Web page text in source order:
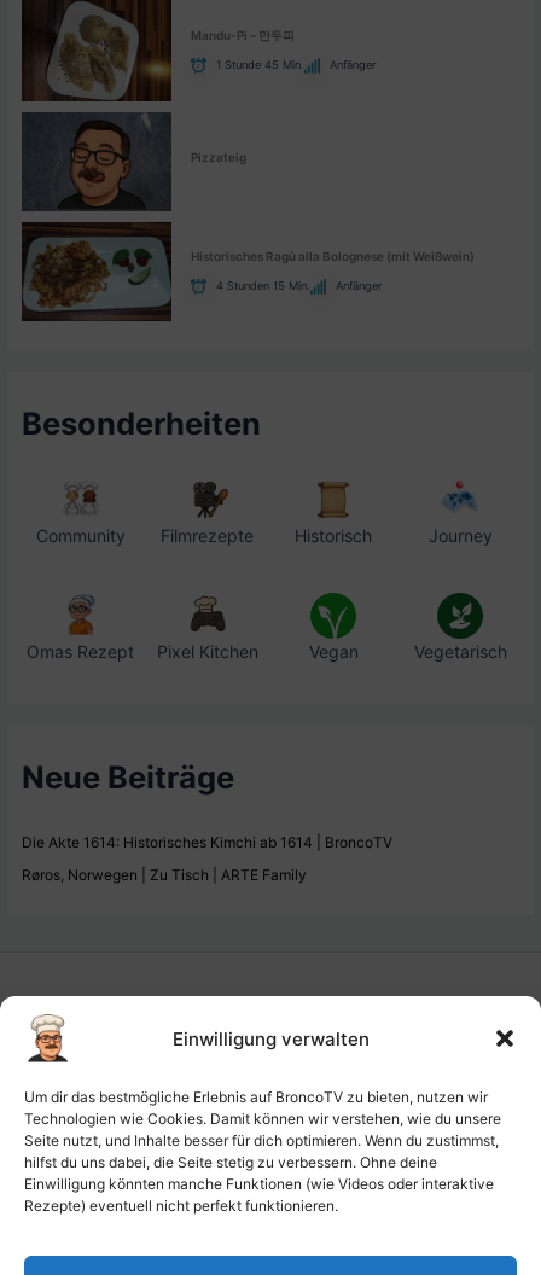
Einwilligung verwalten
Um dir das bestmögliche Erlebnis auf BroncoTV zu bieten, nutzen wir
Technologien wie Cookies. Damit können wir verstehen, wie du unsere
Seite nutzt, und Inhalte besser für dich optimieren. Wenn du zustimmst,
hilfst du uns dabei, die Seite stetig zu verbessern. Ohne deine
Einwilligung könnten manche Funktionen (wie Videos oder interaktive
Rezepte) eventuell nicht perfekt funktionieren.
Mandu-Pi – 만두피
1 Stunde 45 Min. Anfänger
Pizzateig
Historisches Ragù alla Bolognese (mit Weißwein)
4 Stunden 15 Min. Anfänger
Besonderheiten
Community Filmrezepte Historisch Journey
Omas Rezept Pixel Kitchen Vegan Vegetarisch
Neue Beiträge
Die Akte 1614: Historisches Kimchi ab 1614 | BroncoTV
Røros, Norwegen | Zu Tisch | ARTE Family
Datenschutz-Haftung
Cookie-Richtlinie (EU)
Barrierefreiheit